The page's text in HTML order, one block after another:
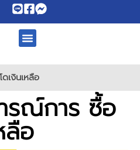
เงินเหลือ
รณ์การ ซื้อ
ลือ